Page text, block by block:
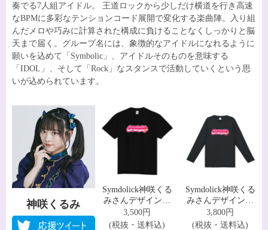
奏でる7人組アイドル。 王道ロックから少しだけ横道を行き高速
なBPMに多彩なテンションコード展開で変化する楽曲陣。入り組
んだメロや巧みに計算された構成に負けることなくしっかりと脳
天まで届く。グループ名には、象徴的なアイドルになれるように
願いを込めて「Symbolic」、アイドルそのものを意味する
「IDOL」、そして「Rock」なスタンスで活動していくという思
いが込められています。
神咲くるみ
Symdolick神咲くる
みさんデザインＴ
シャツ
3,500円
(税抜・送料込)
Symdolick神咲くる
みさんデザインロ
ングスリーブＴシ
ャツ
3,800円
(税抜・送料込)